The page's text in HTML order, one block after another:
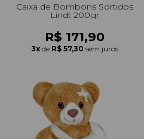
Caixa de Bombons Sortidos
Lindt 200gr
R$ 171,90
3x de R$ 57,30 sem juros